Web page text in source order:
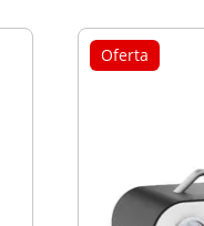
Oferta